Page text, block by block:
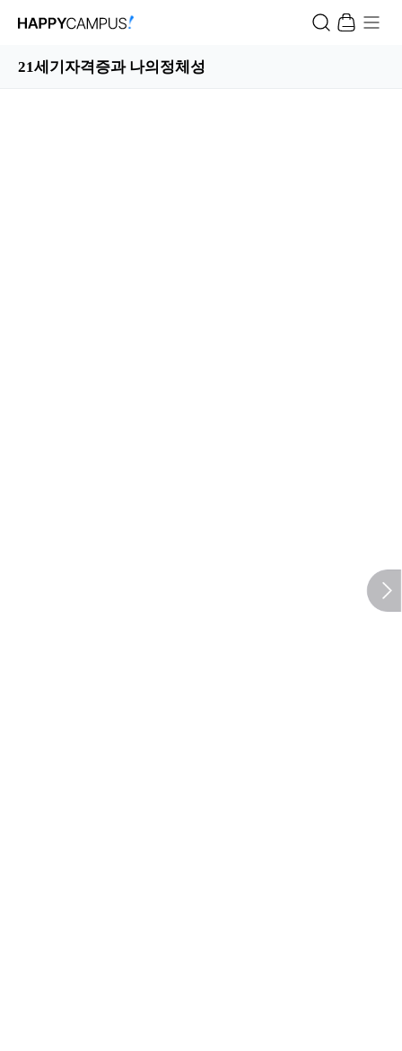
21세기자격증과 나의정체성